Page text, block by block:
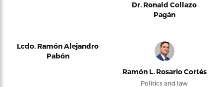
Dr. Ronald Collazo
Pagán
Lcdo. Ramón Alejandro
Pabón
Ramón L. Rosario Cortés
Politics and law